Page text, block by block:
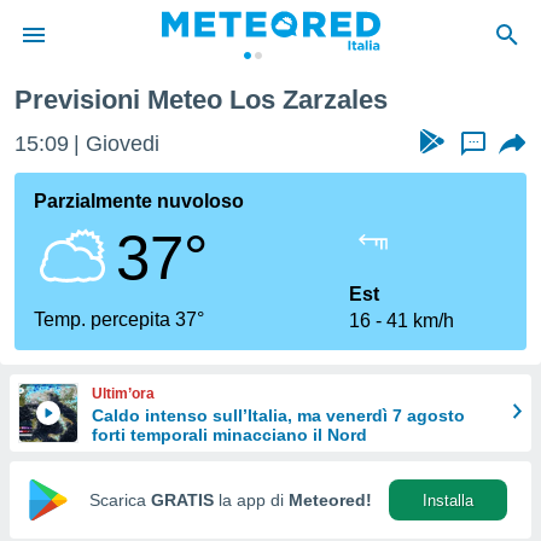
di
per
le
di
Web
Previsioni Meteo Los Zarzales
15:09 Giovedi ...
Parzialmente nuvoloso
37°
Temp. percepita 37°
Est
16
41 km/h
Ultim’ora
Caldo intenso sull’Italia, ma venerdì 7 agosto
forti temporali minacciano il Nord
Scarica GRATIS la app di Meteored! Installa